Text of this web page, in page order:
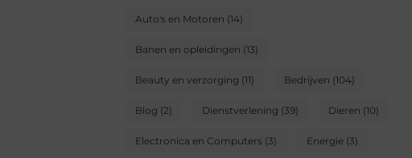
Auto's en Motoren (14)
Banen en opleidingen (13)
Beauty en verzorging (11) Bedrijven (104)
Blog (2) Dienstverlening (39) Dieren (10)
Electronica en Computers (3) Energie (3)